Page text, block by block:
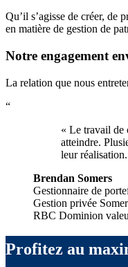
Qu’il s’agisse de créer, de
en matière de gestion de
Notre engagement
La relation que nous
“
« Le travail de
atteindre.
leur
Brendan Somers
Gestionnaire de
Gestion privée
RBC Dominion
Profitez au